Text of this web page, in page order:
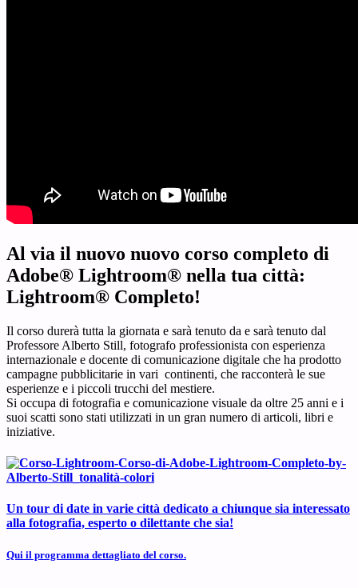
Al via il nuovo nuovo corso completo di
Adobe® Lightroom® nella tua città:
Lightroom® Completo!
Il corso durerà tutta la giornata e sarà tenuto da e sarà tenuto dal
Professore Alberto Still, fotografo professionista con esperienza
internazionale e docente di comunicazione digitale che ha prodotto
campagne pubblicitarie in vari continenti, che racconterà le sue
esperienze e i piccoli trucchi del mestiere.
Si occupa di fotografia e comunicazione visuale da oltre 25 anni e i
suoi scatti sono stati utilizzati in un gran numero di articoli, libri e
iniziative.
Un tour di date in varie città dedicato a chiunque sia interessato
alla fotografia, esperto o dilettante che sia!
Qui il programma dettagliato del corso.